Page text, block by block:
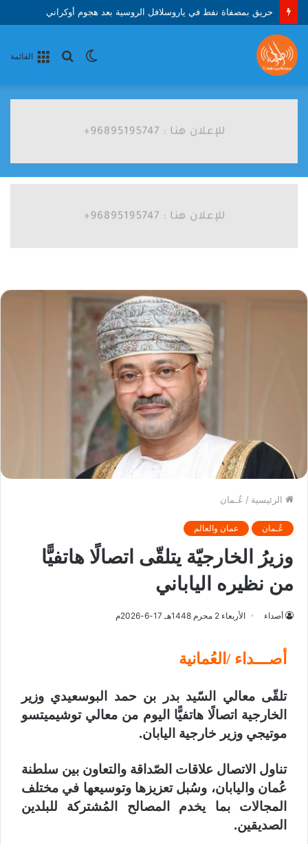
حريق بمصفاة نفط في ياروسلافل الروسية بعد هجوم أوكراني
القائمة
بحث الوضع
الرئيسية / عُـمان
عُـمان عمان والعالم
وزيرُ الخارجيّة يتلقّى اتصالًا هاتفيًّا
من نظيره الياباني
أصداء الأربعاء 2 محرم 1448هـ 17-6-2026م
أصـــداء /العُمانية
تلقّى معالي السّيد بدر بن حمد البوسعيدي وزير
الخارجية اتصالًا هاتفيًّا اليوم من معالي توشيميتسو
موتيجي وزير خارجية اليابان.
‏تناول الاتصال علاقات الصّداقة والتعاون بين سلطنة
عُمان واليابان، وسُبل تعزيزها وتوسيعها في مختلف
المجالات بما يخدم المصالح المُشتركة للبلدين
الصديقين.